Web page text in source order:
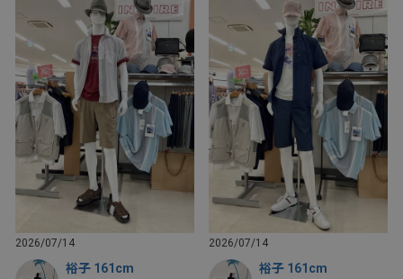
2026/07/14
裕子 161cm
2026/07/14
裕子 161cm